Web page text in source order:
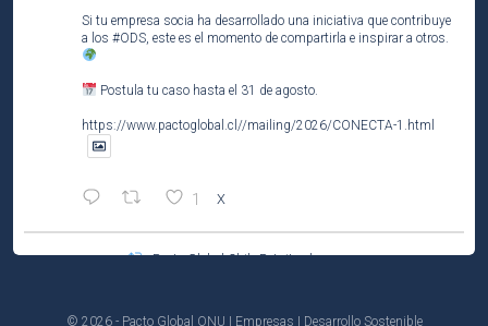
Si tu empresa socia ha desarrollado una iniciativa que contribuye
a los #ODS , este es el momento de compartirla e inspirar a otros.
Postula tu caso hasta el 31 de agosto.
https://www.pactoglobal.cl//mailing/2026/CONECTA-1.html
1 X
Pacto Global Chile Retuiteado
Participa del tercer encuentro del ciclo El Caso de Negocio de la
© 2026 - Pacto Global ONU | Empresas | Desarrollo Sostenible